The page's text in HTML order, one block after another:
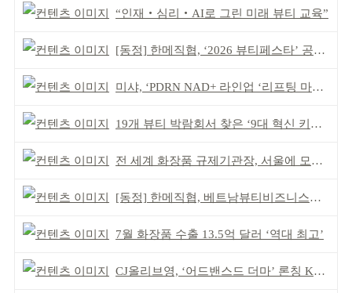
“인재‧심리‧AI로 그린 미래 뷰티 교육”
[동정] 한메직협, ‘2026 뷰티페스타’ 공동 주최
미샤, ‘PDRN NAD+ 라인업 ‘리프팅 마스크’ 출시
19개 뷰티 박람회서 찾은 ‘9대 혁신 키워드’
전 세계 화장품 규제기관장, 서울에 모인다
[동정] 한메직협, 베트남뷰티비즈니스협회와 MOU
7월 화장품 수출 13.5억 달러 ‘역대 최고’
CJ올리브영, ‘어드밴스드 더마’ 론칭 K더마 육성 박차